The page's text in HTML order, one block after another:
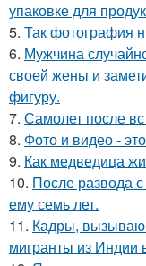
упаковке для
5. Так фотография
6. Мужчина
своей жены и
фигуру.
7. Самолет после
8. Фото и видео -
9. Как медведица
10. После развода
ему семь лет.
11. Кадры,
мигранты из Индии